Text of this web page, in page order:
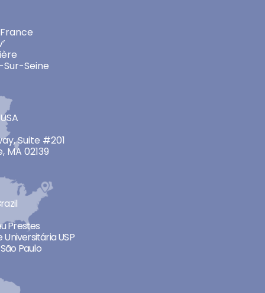
France
Seine
Suite #201
MA 02139
Prestes
Universitária USP
Paulo